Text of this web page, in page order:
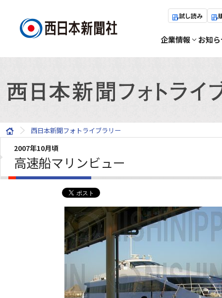
試し読み
企業情報 お知
西日本新聞フォトライブラリー
2007年10月頃
高速船マリンビュー